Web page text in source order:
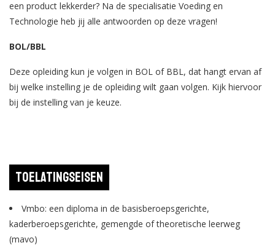
een product lekkerder? Na de specialisatie Voeding en
Technologie heb jij alle antwoorden op deze vragen!
BOL/BBL
Deze opleiding kun je volgen in BOL of BBL, dat hangt ervan af
bij welke instelling je de opleiding wilt gaan volgen. Kijk hiervoor
bij de instelling van je keuze.
Toelatingseisen
Vmbo: een diploma in de basisberoepsgerichte,
kaderberoepsgerichte, gemengde of theoretische leerweg
(mavo)